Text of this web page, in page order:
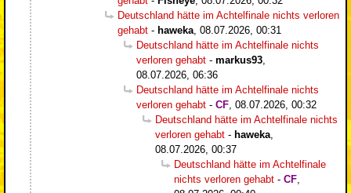
Deutschland hätte im Achtelfinale nichts verloren
gehabt - haweka 08.07.2026, 00:31
Deutschland hätte im Achtelfinale nichts
verloren gehabt - markus93
08.07.2026, 06:36
Deutschland hätte im Achtelfinale nichts
verloren gehabt - CF 08.07.2026, 00:32
Deutschland hätte im Achtelfinale nichts
verloren gehabt - haweka
08.07.2026, 00:37
Deutschland hätte im Achtelfinale
nichts verloren gehabt - CF